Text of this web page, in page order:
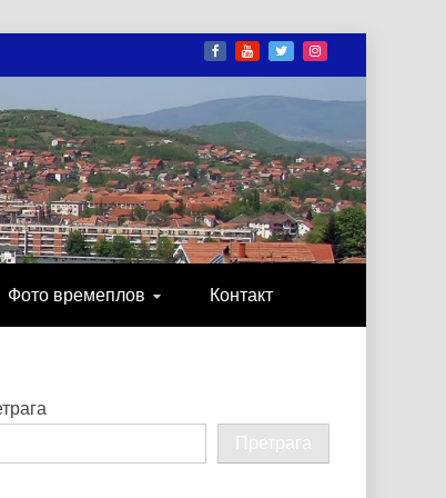
ЗАБАВА…
Фото времеплов Контакт
Претрага